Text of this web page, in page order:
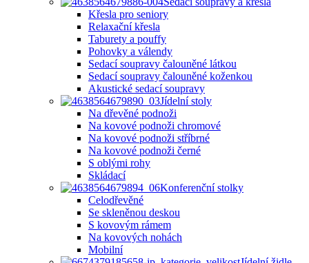
Křesla pro seniory
Relaxační křesla
Taburety a pouffy
Pohovky a válendy
Sedací soupravy čalouněné látkou
Sedací soupravy čalouněné koženkou
Akustické sedací soupravy
Jídelní stoly
Na dřevěné podnoži
Na kovové podnoži chromové
Na kovové podnoži stříbrné
Na kovové podnoži černé
S oblými rohy
Skládací
Konferenční stolky
Celodřevěné
Se skleněnou deskou
S kovovým rámem
Na kovových nohách
Mobilní